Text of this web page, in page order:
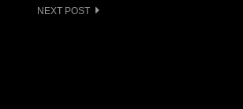
NEXT POST